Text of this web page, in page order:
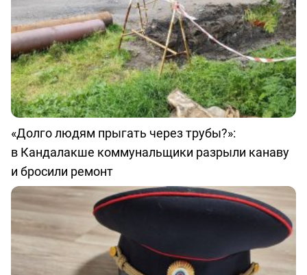
«Долго людям прыгать через трубы?»:
в Кандалакше коммунальщики разрыли канаву
и бросили ремонт